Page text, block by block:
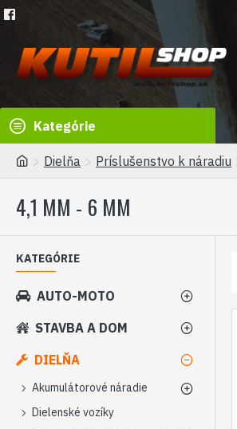
Kategórie
Dielňa Príslušenstvo k náradiu
4,1 MM - 6 MM
KATEGÓRIE
AUTO-MOTO
STAVBA A DOM
DIELŇA
Akumulátorové náradie
Dielenské vozíky